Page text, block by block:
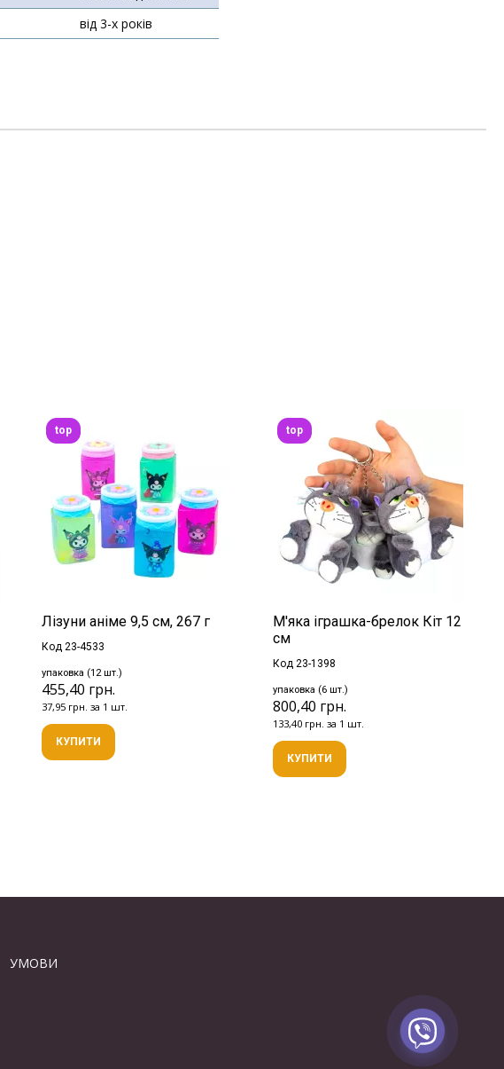
від 3-х років
Лізуни аніме 9,5 см, 267 г
Код 23-4533
упаковка (12 шт.)
455,40 грн.
37,95 грн. за 1 шт.
top
КУПИТИ
М'яка іграшка-брелок Кіт 12
см
Код 23-1398
упаковка (6 шт.)
800,40 грн.
133,40 грн. за 1 шт.
top
КУПИТИ
УМОВИ